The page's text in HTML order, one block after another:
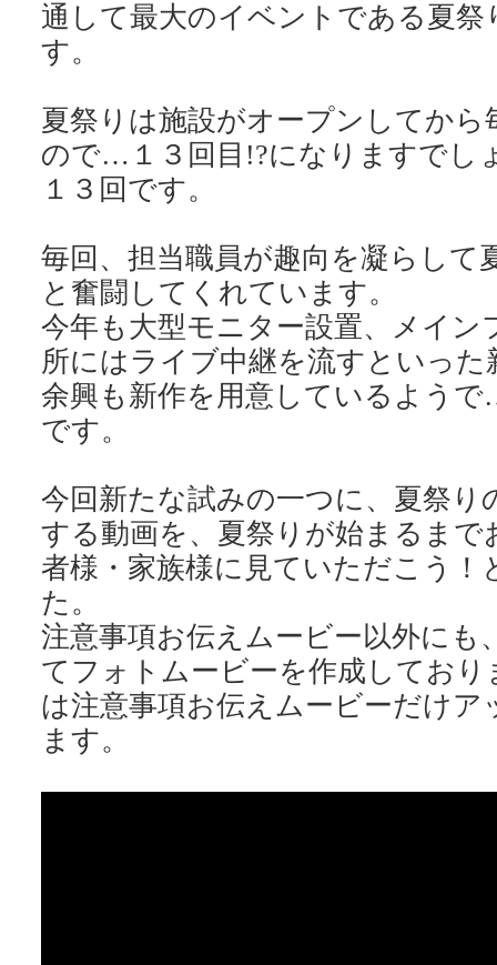
通して最大のイベントである夏祭
す。
夏祭りは施設がオープンしてか
ので…１３回目!?になりますで
１３回です。
毎回、担当職員が趣向を凝らして
と奮闘してくれています。
今年も大型モニター設置、メイン
所にはライブ中継を流すといった
余興も新作を用意しているよう
です。
今回新たな試みの一つに、夏祭り
する動画を、夏祭りが始まるまで
者様・家族様に見ていただこう！
た。
注意事項お伝えムービー以外にも
てフォトムービーを作成してお
は注意事項お伝えムービーだけ
ます。